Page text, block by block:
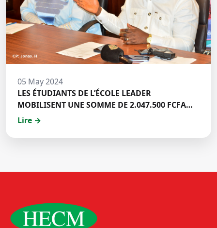
05 May 2024
LES ÉTUDIANTS DE L’ÉCOLE LEADER
MOBILISENT UNE SOMME DE 2.047.500 FCFA
POUR LE FONDS ZÉRO PALU:DISCOURS DE M.
DE HECM
Lire →